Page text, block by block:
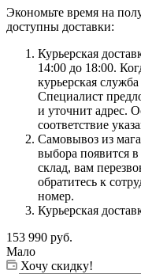
Экономьте время на
доступны доставки:
Курьерская
14:00 до 18:00.
курьерская
Специалист
и уточнит адрес.
соответствие
Самовывоз из
выбора появится в
склад, вам
обратитесь к
номер.
Курьерская
153 990 руб.
Мало
Хочу скидку!